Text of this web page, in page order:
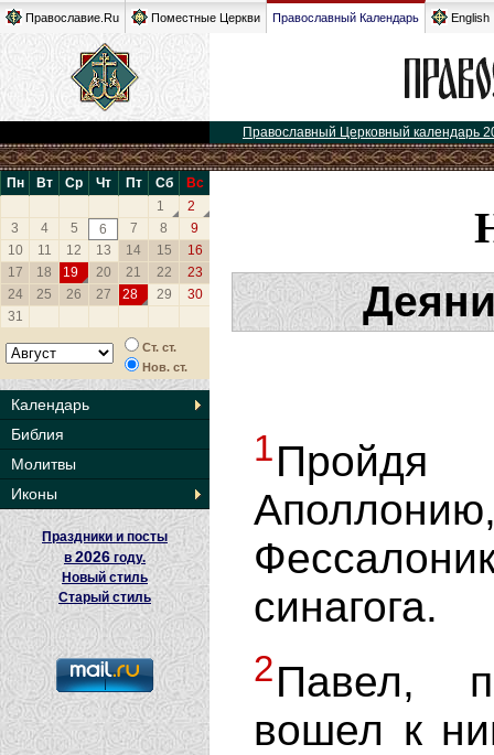
Православие.Ru Поместные Церкви Православный Календарь English
Православный Церковный календарь
Пн Вт Ср Чт Пт Сб
Вс
1
2
3
4 5 6 7 8
9
10
11 12 13 14 15
16
17
18 19 20 21 22
23
24
25 26 27 28 29
30
31
Ст. ст.
Нов. ст.
Календарь
Библия
Молитвы
Иконы
Праздники и посты
в2026 году.
Новый стиль
Старый стиль
1
синагога.
2Павел,
вошел к